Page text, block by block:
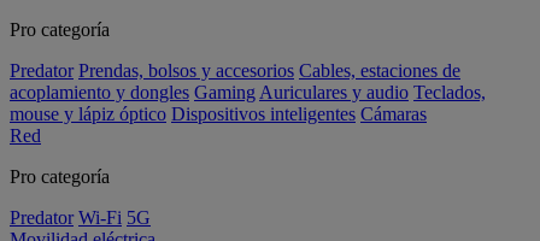
Pro categoría
Predator Prendas, bolsos y accesorios Cables, estaciones de
acoplamiento y dongles Gaming Auriculares y audio Teclados,
mouse y lápiz óptico Dispositivos inteligentes Cámaras
Red
Pro categoría
Predator Wi-Fi 5G